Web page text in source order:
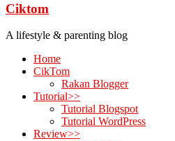
Ciktom
A lifestyle & parenting blog
Home
CikTom
Rakan Blogger
Tutorial>>
Tutorial Blogspot
Tutorial WordPress
Review>>